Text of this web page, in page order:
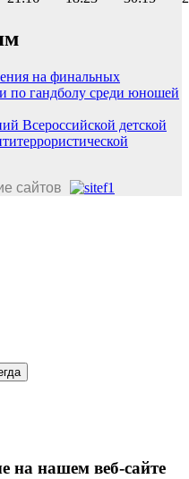
на финальных
по гандболу среди юношей
Всероссийской детской
сайтов
на нашем веб-сайте